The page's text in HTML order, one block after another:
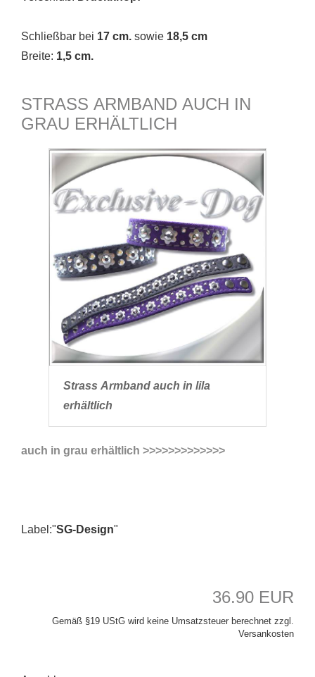
Schließbar bei 17 cm. sowie 18,5 cm
Breite: 1,5 cm.
STRASS ARMBAND AUCH IN
GRAU ERHÄLTLICH
Strass Armband auch in lila
erhältlich
auch in grau erhältlich >>>>>>>>>>>>>
Label:"SG-Design"
36.90 EUR
Gemäß §19 UStG wird keine Umsatzsteuer berechnet zzgl.
Versankosten